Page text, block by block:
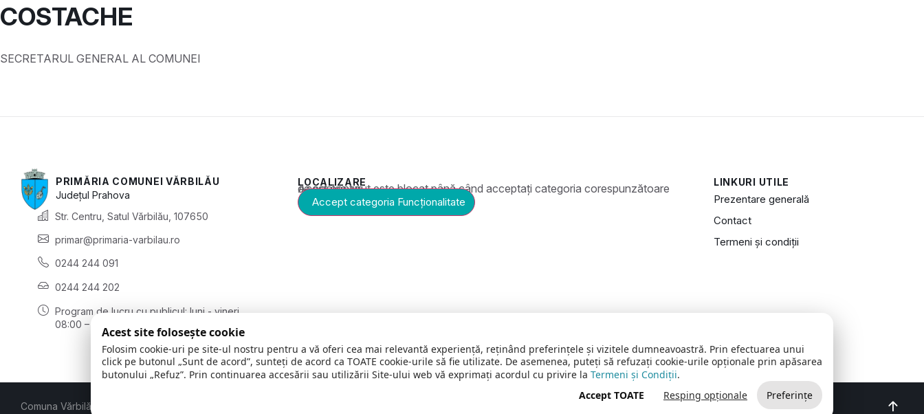
COSTACHE
SECRETARUL GENERAL AL COMUNEI
PRIMĂRIA COMUNEI VĂRBILĂU
JudețulPrahova
Str. Centru, Satul Vărbilău, 107650
primar@primaria-varbilau.ro
0244 244 091
0244 244 202
Program de lucru cu publicul: luni - vineri
08:00 – 16:00
LOCALIZARE
Acest conținut este blocat până când acceptați categoria corespunzătoare de cookie-uri.
Accept categoria Funcționalitate
LINKURI UTILE
Prezentare generală
Contact
Termeni și condiții
Comuna Vărbilău | Județul Prahova Big Media Relații Publice SRL
Acest site folosește cookie
Folosim cookie-uri pe site-ul nostru pentru a vă oferi cea mai relevantă experiență, reținând preferințele și vizitele dumneavoastră. Prin efectuarea unui
click pe butonul „Sunt de acord”, sunteți de acord ca TOATE cookie-urile să fie utilizate. De asemenea, puteți să refuzați cookie-urile opționale prin apăsarea
butonului „Refuz”. Prin continuarea accesării sau utilizării Site-ului web vă exprimați acordul cu privire la Termeni și Condiții.
Accept TOATE
Resping opționale Preferințe